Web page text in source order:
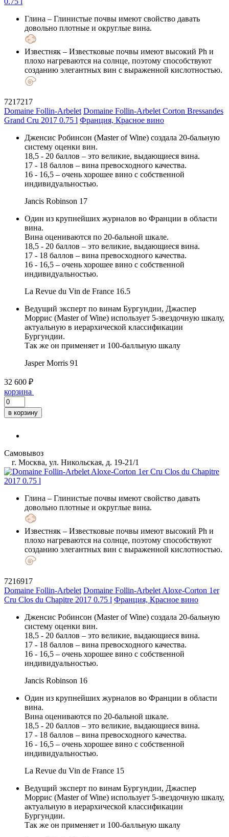
Глина – Глинистые почвы имеют свойство давать
довольно плотные и округлые вина.
Известняк – Известковые почвы имеют высокий Ph и
плохо нагреваются на солнце, поэтому способствуют
созданию элегантных вин с выраженной кислотностью.
7217217
Domaine Follin-Arbelet Domaine Follin-Arbelet Corton Bressandes
Grand Cru 2017 0.75 l Франция, Красное вино
Дженсис Робинсон (Master of Wine) создала 20-бальную
систему оценки вин.
18,5 - 20 баллов – это великие, выдающиеся вина.
17 - 18 баллов – вина превосходного качества.
16 - 16,5 – очень хорошее вино с собственной
индивидуальностью.
Jancis Robinson 17
Один из крупнейших журналов во Франции в области
вина.
Вина оцениваются по 20-бальной шкале.
18,5 - 20 баллов – это великие, выдающиеся вина.
17 - 18 баллов – вина превосходного качества.
16 - 16,5 – очень хорошее вино с собственной
индивидуальностью.
La Revue du Vin de France 16.5
Ведущий эксперт по винам Бургундии, Джаспер
Моррис (Master of Wine) использует 5-звездочную шкалу,
актуальную в иерархической классификации
Бургундии.
Так же он применяет и 100-балльную шкалу
Jasper Morris 91
32 600 ₽
корзина
в корзину
Самовывоз
г. Москва, ул. Никольская, д. 19-21/1
Глина – Глинистые почвы имеют свойство давать
довольно плотные и округлые вина.
Известняк – Известковые почвы имеют высокий Ph и
плохо нагреваются на солнце, поэтому способствуют
созданию элегантных вин с выраженной кислотностью.
7216917
Domaine Follin-Arbelet Domaine Follin-Arbelet Aloxe-Corton 1er
Cru Clos du Chapitre 2017 0.75 l Франция, Красное вино
Дженсис Робинсон (Master of Wine) создала 20-бальную
систему оценки вин.
18,5 - 20 баллов – это великие, выдающиеся вина.
17 - 18 баллов – вина превосходного качества.
16 - 16,5 – очень хорошее вино с собственной
индивидуальностью.
Jancis Robinson 16
Один из крупнейших журналов во Франции в области
вина.
Вина оцениваются по 20-бальной шкале.
18,5 - 20 баллов – это великие, выдающиеся вина.
17 - 18 баллов – вина превосходного качества.
16 - 16,5 – очень хорошее вино с собственной
индивидуальностью.
La Revue du Vin de France 15
Ведущий эксперт по винам Бургундии, Джаспер
Моррис (Master of Wine) использует 5-звездочную шкалу,
актуальную в иерархической классификации
Бургундии.
Так же он применяет и 100-балльную шкалу